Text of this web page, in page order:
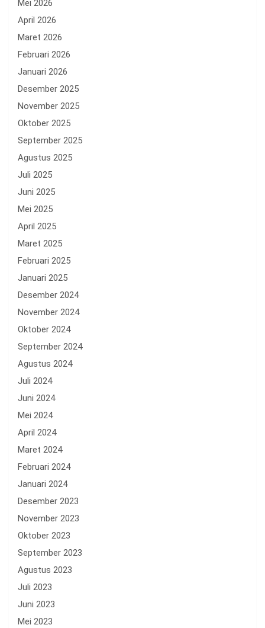
Mei 2026
April 2026
Maret 2026
Februari 2026
Januari 2026
Desember 2025
November 2025
Oktober 2025
September 2025
Agustus 2025
Juli 2025
Juni 2025
Mei 2025
April 2025
Maret 2025
Februari 2025
Januari 2025
Desember 2024
November 2024
Oktober 2024
September 2024
Agustus 2024
Juli 2024
Juni 2024
Mei 2024
April 2024
Maret 2024
Februari 2024
Januari 2024
Desember 2023
November 2023
Oktober 2023
September 2023
Agustus 2023
Juli 2023
Juni 2023
Mei 2023